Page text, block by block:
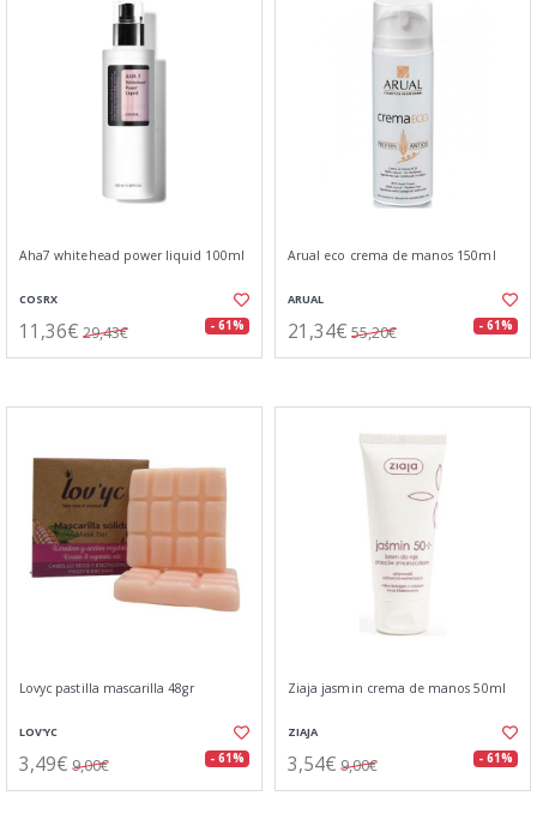
Aha7 whitehead power liquid 100ml
COSRX
11,36€ 29,43€ - 61%
Arual eco crema de manos 150ml
ARUAL
21,34€ 55,20€ - 61%
Lovyc pastilla mascarilla 48gr
LOV'YC
3,49€ 9,00€ - 61%
Ziaja jasmin crema de manos 50ml
ZIAJA
3,54€ 9,00€ - 61%